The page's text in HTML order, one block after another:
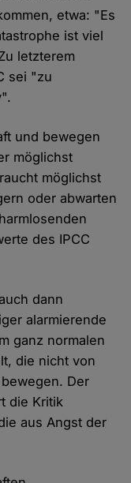
etwa: "Es
ist viel
letzterem
sei "zu
und bewegen
möglichst
möglichst
oder abwarten
des IPCC
dann
alarmierende
ganz normalen
die nicht von
Der
die Kritik
aus Angst der